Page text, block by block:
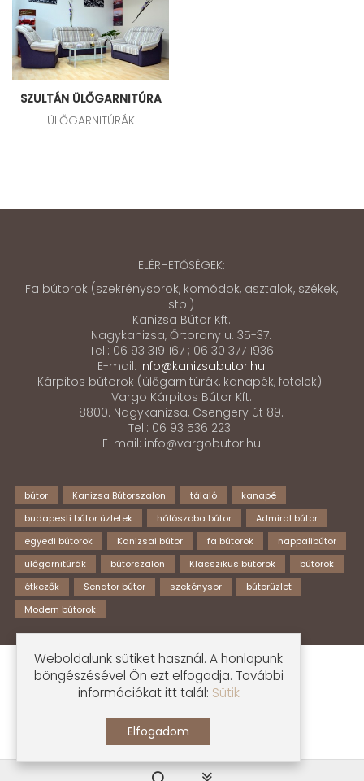
SZULTÁN ÜLŐGARNITÚRA
ÜLŐGARNITÚRÁK
ELÉRHETŐSÉGEK:
Fa bútorok (szekrénysorok, komódok, asztalok, székek,
stb.)
Kanizsa Bútor Kft.
Nagykanizsa, Őrtorony u. 35-37.
Tel.: 06 93 319 167 ; 06 30 377 1936
E-mail: info@kanizsabutor.hu
Kárpitos bútorok (ülőgarnitúrák, kanapék, fotelek)
Vargo Kárpitos Bútor Kft.
8800. Nagykanizsa, Csengery út 89.
Tel.: 06 93 536 223
E-mail: info@vargobutor.hu
bútor Kanizsa Bútorszalon tálaló
kanapé
budapesti bútor üzletek
hálószoba bútor
Admiral bútor
egyedi bútorok
Kanizsai bútor fa bútorok
nappalibútor
ülőgarnitúrák
bútorszalon Klasszikus bútorok
bútorok
étkezők
Senator bútor szekénysor
bútorüzlet
Modern bútorok
© Kanizsa Bútorszalon | Készítette:Ideastyle
Adatvédelmi nyilatkozat
Weboldalunk sütiket használ. A honlapunk
böngészésével Ön ezt elfogadja. További
információkat itt talál: Sütik
Elfogadom